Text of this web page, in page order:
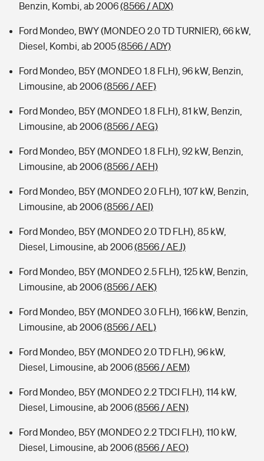
Benzin, Kombi, ab 2006(8566 / ADX)
Ford Mondeo, BWY (MONDEO 2.0 TD TURNIER), 66 kW,
Diesel, Kombi, ab 2005(8566 / ADY)
Ford Mondeo, B5Y (MONDEO 1.8 FLH), 96 kW, Benzin,
Limousine, ab 2006(8566 / AEF)
Ford Mondeo, B5Y (MONDEO 1.8 FLH), 81 kW, Benzin,
Limousine, ab 2006(8566 / AEG)
Ford Mondeo, B5Y (MONDEO 1.8 FLH), 92 kW, Benzin,
Limousine, ab 2006(8566 / AEH)
Ford Mondeo, B5Y (MONDEO 2.0 FLH), 107 kW, Benzin,
Limousine, ab 2006(8566 / AEI)
Ford Mondeo, B5Y (MONDEO 2.0 TD FLH), 85 kW,
Diesel, Limousine, ab 2006(8566 / AEJ)
Ford Mondeo, B5Y (MONDEO 2.5 FLH), 125 kW, Benzin,
Limousine, ab 2006(8566 / AEK)
Ford Mondeo, B5Y (MONDEO 3.0 FLH), 166 kW, Benzin,
Limousine, ab 2006(8566 / AEL)
Ford Mondeo, B5Y (MONDEO 2.0 TD FLH), 96 kW,
Diesel, Limousine, ab 2006(8566 / AEM)
Ford Mondeo, B5Y (MONDEO 2.2 TDCI FLH), 114 kW,
Diesel, Limousine, ab 2006(8566 / AEN)
Ford Mondeo, B5Y (MONDEO 2.2 TDCI FLH), 110 kW,
Diesel, Limousine, ab 2006(8566 / AEO)